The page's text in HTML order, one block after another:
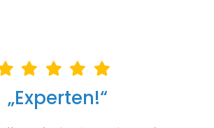
„Experten!“